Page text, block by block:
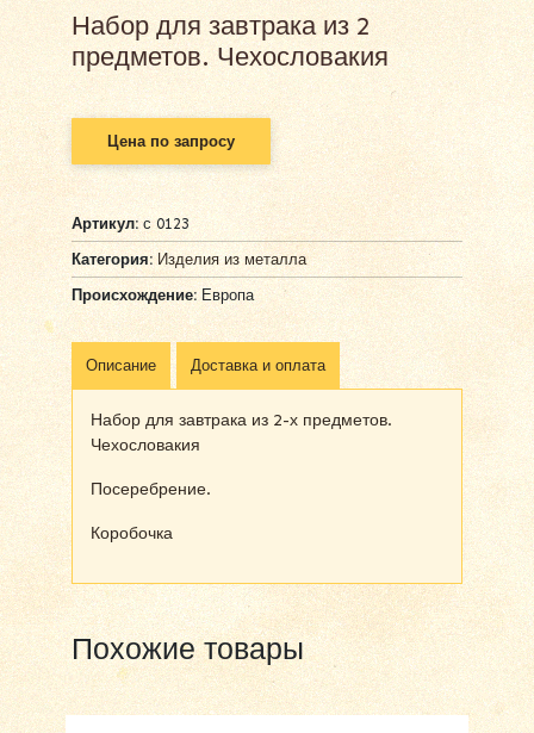
Набор для завтрака из 2
предметов. Чехословакия
Цена по запросу
Артикул:с 0123
Категория: Изделия из металла
Происхождение:Европа
Описание Доставка и оплата
Набор для завтрака из 2-х предметов.
Чехословакия
Посеребрение.
Коробочка
Похожие товары